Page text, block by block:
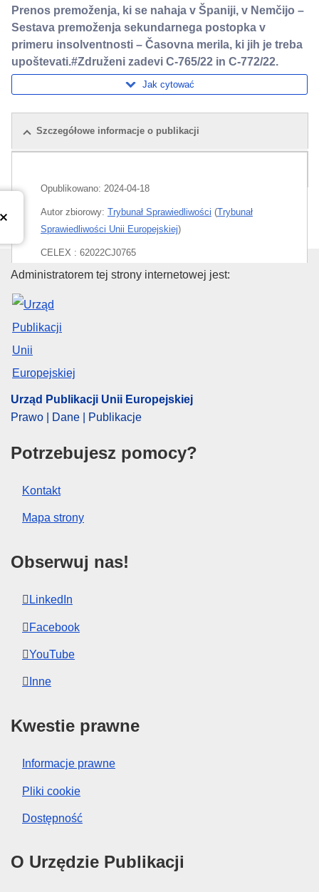
Prenos premoženja, ki se nahaja v Španiji, v Nemčijo –
Sestava premoženja sekundarnega postopka v
primeru insolventnosti – Časovna merila, ki jih je treba
upoštevati.#Združeni zadevi C-765/22 in C-772/22.
Jak cytować
Szczegółowe informacje o publikacji
Opublikowano: 2024-04-18
Autor zbiorowy: Trybunał Sprawiedliwości (Trybunał
Sprawiedliwości Unii Europejskiej)
CELEX : 62022CJ0765
ECLI : ECLI:EU:C:2024:331
Urząd Publikacji Unii
Administratorem tej strony internetowej jest:
Urząd Publikacji Unii Europejskiej
Prawo | Dane | Publikacje
Potrzebujesz pomocy?
Kontakt
Mapa strony
Obserwuj nas!
LinkedIn
Facebook
YouTube
Inne
Kwestie prawne
Informacje prawne
Pliki cookie
Dostępność
O Urzędzie Publikacji